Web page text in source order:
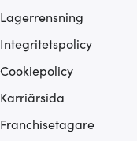
Lagerrensning
Integritetspolicy
Cookiepolicy
Karriärsida
Franchisetagare